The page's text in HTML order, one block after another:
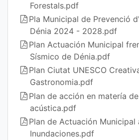
Forestals.pdf
Pla Municipal de Prevenció
Dénia 2024 - 2028.pdf
Plan Actuación Municipal
Sísmico de Dénia.pdf
Plan Ciutat UNESCO
Gastronomia.pdf
Plan de acción en matería
acústica.pdf
Plan de Actuación Municipal
Inundaciones.pdf